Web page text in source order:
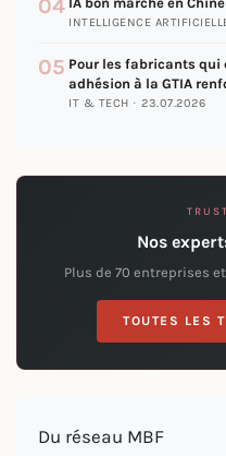
04
INTELLIGENCE
05 Pour les fabricants qui
adhésion à la GTIA
IT & TECH · 23.07.2026
Nos
Plus de 70 entreprises
TOUTES LES
Du réseau MBF